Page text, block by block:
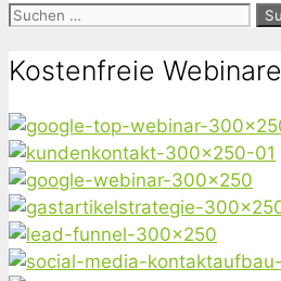
Suchen
Kostenfreie Webinare